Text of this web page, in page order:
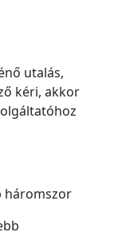
utalás,
kéri, akkor
háromszor